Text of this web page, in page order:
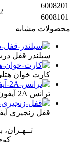
مشابه
سیلندر قفل
کارت خوان هتلی
ترانس 2A آیفون
قفل زنجیری